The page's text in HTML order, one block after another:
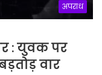
अपराध
: युवक पर
वार